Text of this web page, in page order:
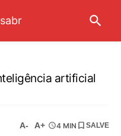
artificial
A- A+ 4 MIN SALVE